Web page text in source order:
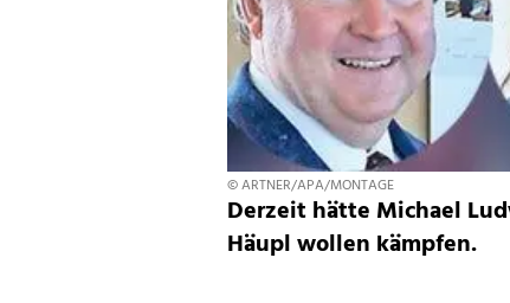
© ARTNER/APA/MONTAGE
Derzeit hätte Michael
Häupl wollen kämpfen.